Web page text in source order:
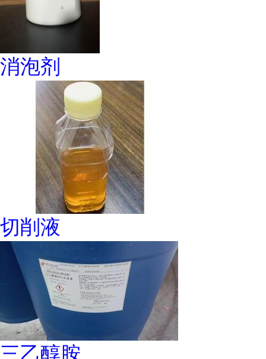
消泡剂
切削液
三乙醇胺